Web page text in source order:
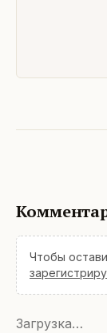
Чтобы
Загрузка…